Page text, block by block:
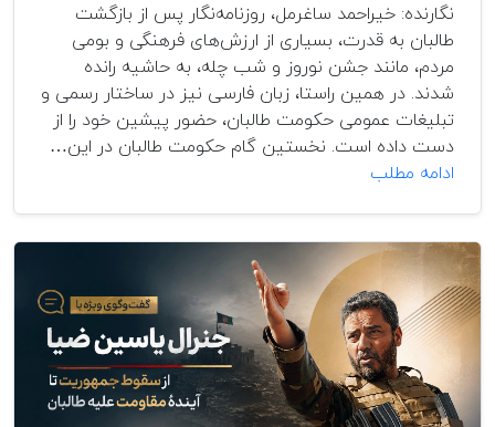
نگارنده: خیراحمد ساغرمل، روزنامه‌نگار پس از بازگشت
طالبان به قدرت، بسیاری از ارزش‌های فرهنگی و بومی
مردم، مانند جشن نوروز و شب چله، به حاشیه رانده
شدند. در همین راستا، زبان فارسی نیز در ساختار رسمی و
تبلیغات عمومی حکومت طالبان، حضور پیشین خود را از
دست داده است. نخستین گام حکومت طالبان در این…
ادامه مطلب
جنگ
خاموش
با
زبان
و
حافظه
فرهنگی